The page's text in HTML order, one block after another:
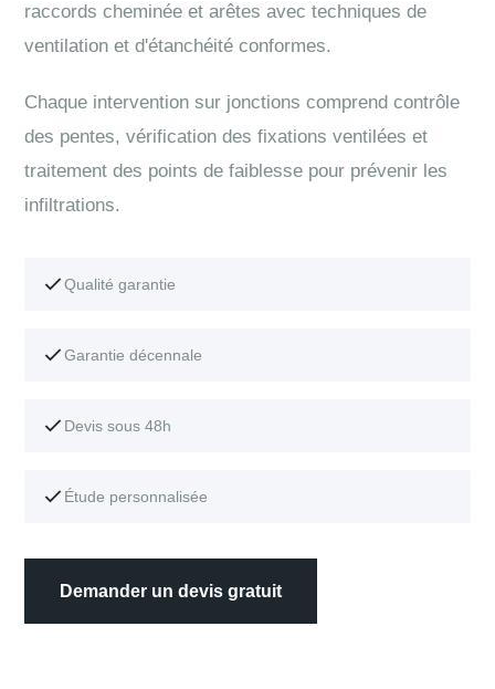
raccords cheminée et arêtes avec techniques de
ventilation et d'étanchéité conformes.
Chaque intervention sur jonctions comprend contrôle
des pentes, vérification des fixations ventilées et
traitement des points de faiblesse pour prévenir les
infiltrations.
Qualité garantie
Garantie décennale
Devis sous 48h
Étude personnalisée
Demander un devis gratuit